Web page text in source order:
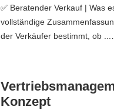
✅ Beratender Verkauf | Was
vollständige
der Verkäufer bestimmt, ob
Konzept